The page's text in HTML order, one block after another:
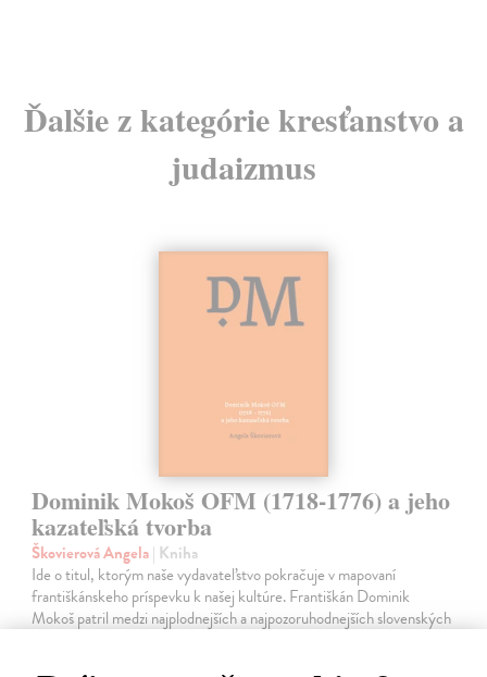
Ďalšie z kategórie kresťanstvo a
judaizmus
Dominik Mokoš OFM (1718-1776) a jeho
kazateľská tvorba
Škovierová Angela| Kniha
Ide o titul, ktorým naše vydavateľstvo pokračuje v mapovaní
františkánskeho príspevku k našej kultúre. Františkán Dominik
Mokoš patril medzi najplodnejších a najpozoruhodnejších slovenských